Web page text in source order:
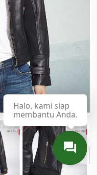
Halo, kami siap
membantu Anda.